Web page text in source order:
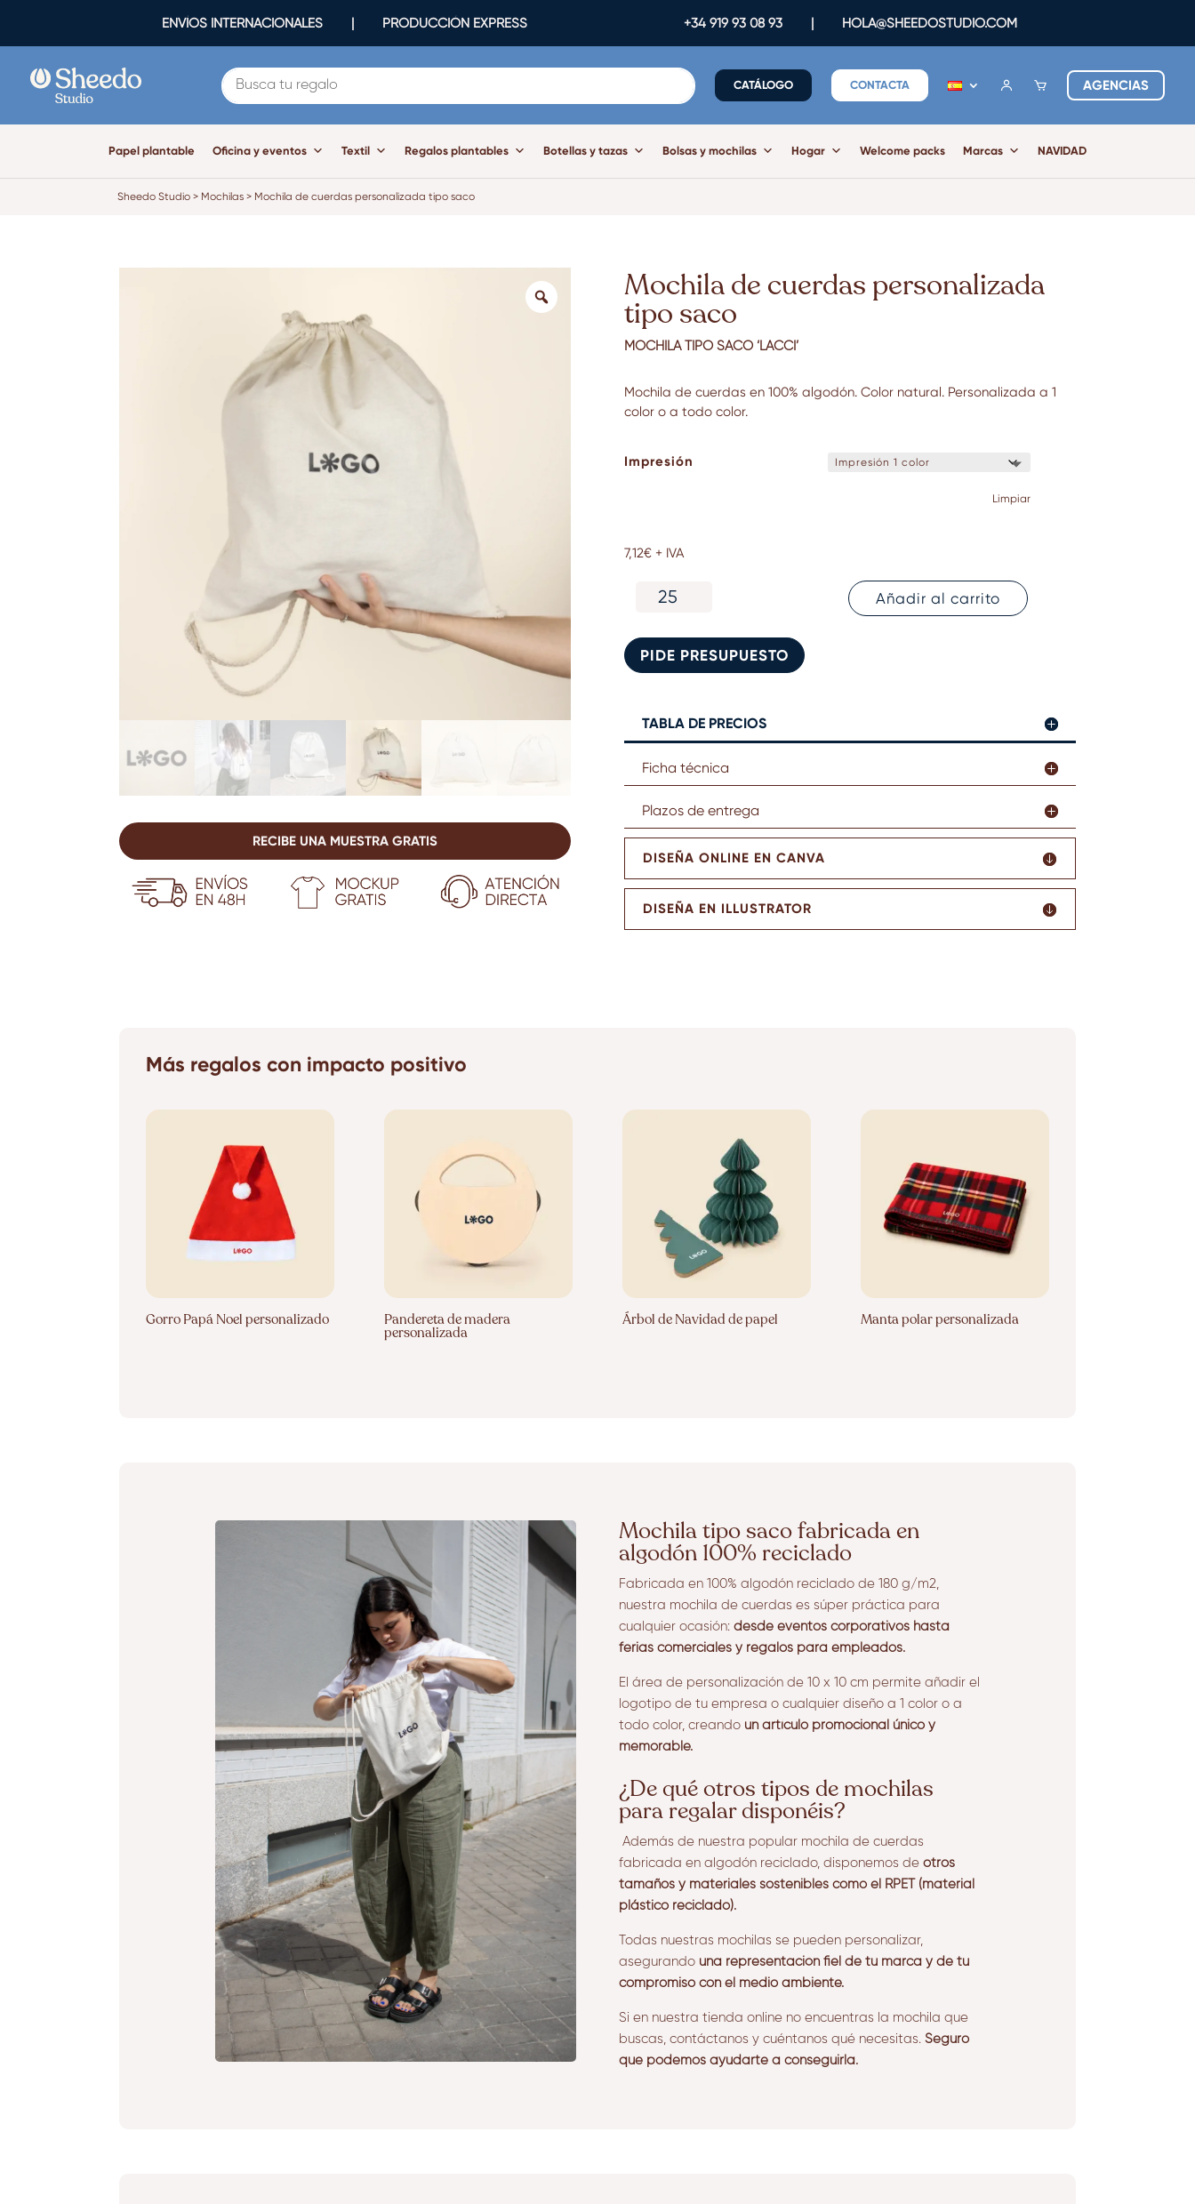
ENVÍOS INTERNACIONALES | PRODUCCIÓN EXPRESS +34 919 93 08 93 | HOLA@SHEEDOSTUDIO.COM
CATÁLOGO CONTACTA AGENCIAS
Papel plantable Oficina y eventos Textil Regalos plantables Botellas y tazas Bolsas y mochilas Hogar Welcome packs Marcas NAVIDAD
Sheedo Studio> Mochilas> Mochila de cuerdas personalizada tipo saco
RECIBE UNA MUESTRA GRATIS
Mochila de cuerdas personalizada
tipo saco
MOCHILA TIPO SACO ‘LACCI’
Mochila de cuerdas en 100% algodón. Color natural. Personalizada a 1
color o a todo color.
Impresión
Limpiar
7,12€ + IVA
personalizada
tipo
Añadir al carrito
PIDE PRESUPUESTO
TABLA DE PRECIOS
Ficha técnica
Plazos de entrega
DISEÑA ONLINE EN CANVA
DISEÑA EN ILLUSTRATOR
Más regalos con impacto positivo
Gorro Papá Noel personalizado Pandereta de madera
personalizada
Árbol de Navidad de papel Manta polar personalizada
Mochila tipo saco fabricada en
algodón 100% reciclado
Fabricada en 100% algodón reciclado de 180 g/m2,
nuestra mochila de cuerdas es súper práctica para
cualquier ocasión: desde eventos corporativos hasta
ferias comerciales y regalos para empleados.
El área de personalización de 10 x 10 cm permite añadir el
logotipo de tu empresa o cualquier diseño a 1 color o a
todo color, creando un artículo promocional único y
memorable.
¿De qué otros tipos de mochilas
para regalar disponéis?
Además de nuestra popular mochila de cuerdas
fabricada en algodón reciclado, disponemos de otros
tamaños y materiales sostenibles como el RPET (material
plástico reciclado).
Todas nuestras mochilas se pueden personalizar,
asegurando una representación fiel de tu marca y de tu
compromiso con el medio ambiente.
Si en nuestra tienda online no encuentras la mochila que
buscas, contáctanos y cuéntanos qué necesitas. Seguro
que podemos ayudarte a conseguirla.